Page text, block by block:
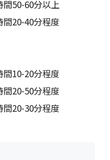
間50-60分以上
間20-40分程度
間10-20分程度
間20-50分程度
間20-30分程度